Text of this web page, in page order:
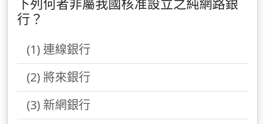
行？
(1) 連線銀行
(2) 將來銀行
(3) 新網銀行